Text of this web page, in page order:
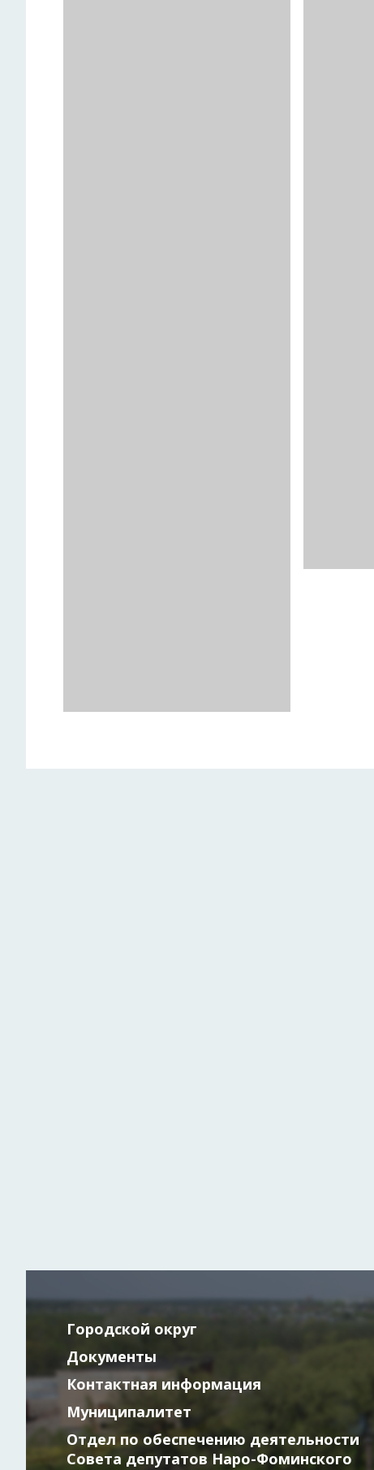
Городской округ
Документы
Контактная информация
Муниципалитет
Отдел по обеспечению деятельности
Совета депутатов Наро-Фоминского